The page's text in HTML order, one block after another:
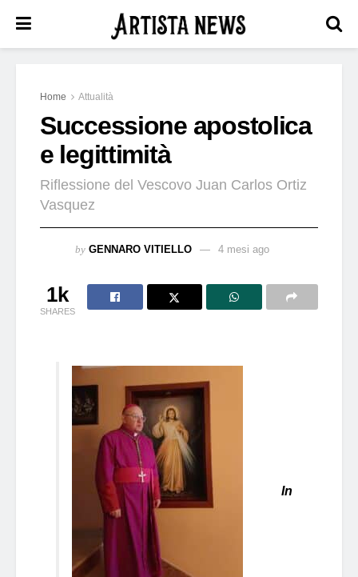
Home Attualità
Successione apostolica
e legittimità
Riflessione del Vescovo Juan Carlos Ortiz
Vasquez
by GENNARO VITIELLO 4 mesi ago
1k
SHARES
In